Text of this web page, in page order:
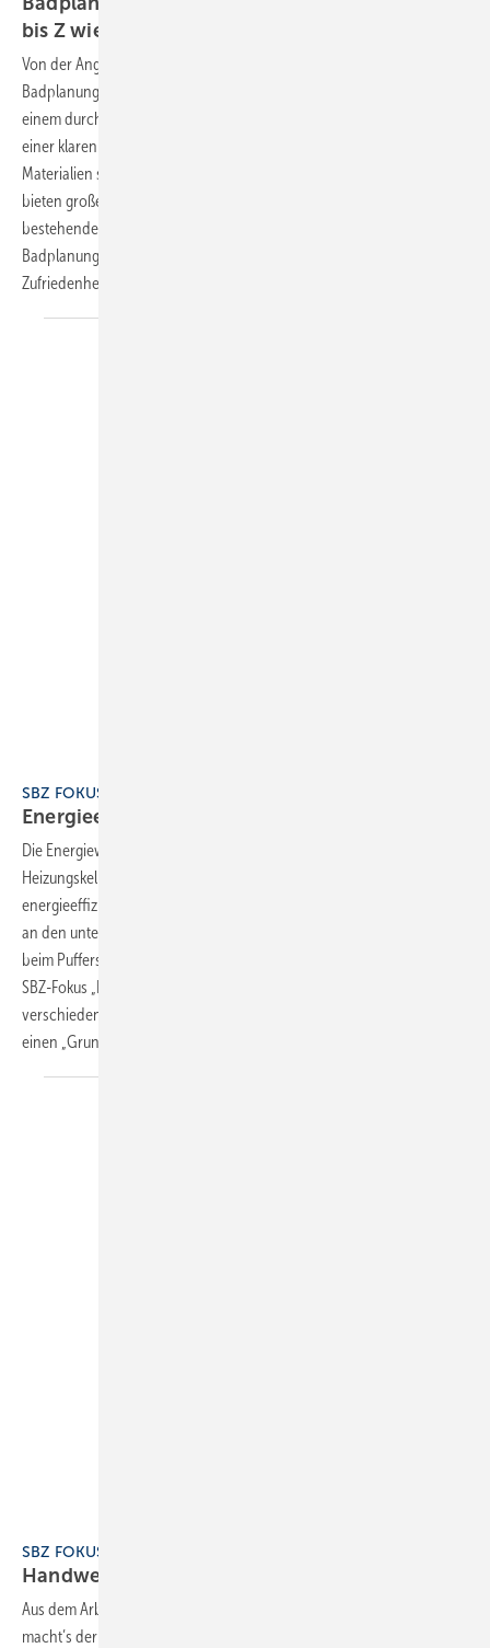
bis Z wie
Von der Angebotserstellung bis zur finalen Umsetzung – die
Badplanung vereint Beratung, Gestaltung und Kundenorientierung zu
einem durchdachten Gesamtprozess. Der Badverkauf beginnt mit
einer klaren Budgetklärung, gefolgt von der Planung, bei der
Materialien stilvoll kombiniert werden. Auch Teilmodernisierungen
bieten großes Potenzial: Mit gezielten Maßnahmen lässt sich ein
bestehendes Bad effektiv aufwerten. Mehr dazu im SBZ-Fokus:
Badplanung und -verkauf von A wie Angebot bis Z wie
Zufriedenheit.
SBZ FOKUS 7 Energieeffiziente Heizungsanlagen
Energieeffiziente
Die Energiewende im Heizungskeller schreitet voran. Wobei
Heizungskeller viel zu kurt gegriffen ist. Denn Potenziale, Wärme
energieeffizient zu erzeugen und im Gebäude zu nutzen, finden sich
an den unterschiedlichsten Stellen: in der Heizungsperipherie (etwa
beim Pufferspeicher), auf dem Dach, bei der Wärmeübergabe. Der
SBZ-Fokus „Energieeffiziente Heizungsanlagen“ schaut sich die
verschiedenen Möglichkeiten praxisnah an. Er beinhaltet zudem noch
einen „Grundkurs“ zum Einstieg in die
SBZ FOKUS 6 Handwerk praxisnah
Handwerk
Aus dem Arbeitsalltag: Der SBZ-Fokus „Handwerk praxisnah – so
macht’s der Kollege“ vereint Reportagen über